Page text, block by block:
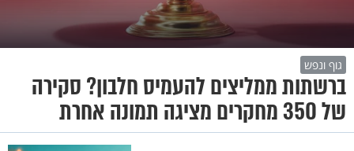
גוף ונפש
ברשתות ממליצים להעמיס חלבון? סקירה
של 350 מחקרים מציגה תמונה אחרת